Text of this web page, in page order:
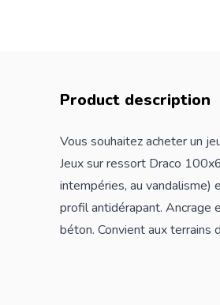
Product description
Vous souhaitez acheter un
Jeux sur ressort Draco
intempéries, au
profil antidérapant. Ancrage
béton. Convient aux